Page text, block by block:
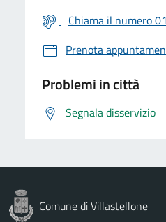
Chiama il numero
Prenota
Problemi in città
Segnala disservizio
Comune di Villastellone